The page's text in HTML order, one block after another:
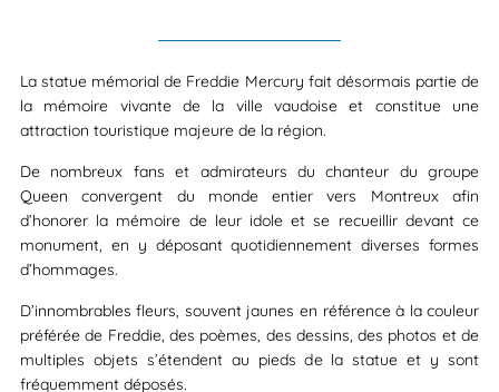
La statue mémorial de Freddie Mercury fait désormais partie de
la mémoire vivante de la ville vaudoise et constitue une
attraction touristique majeure de la région.
De nombreux fans et admirateurs du chanteur du groupe
Queen convergent du monde entier vers Montreux afin
d’honorer la mémoire de leur idole et se recueillir devant ce
monument, en y déposant quotidiennement diverses formes
d’hommages.
D’innombrables fleurs, souvent jaunes en référence à la couleur
préférée de Freddie, des poèmes, des dessins, des photos et de
multiples objets s’étendent au pieds de la statue et y sont
fréquemment déposés.